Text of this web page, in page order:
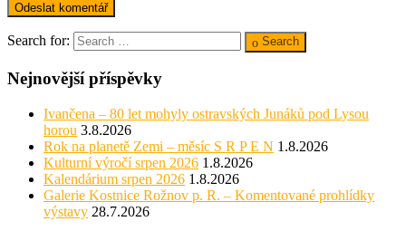
Search for: Search
Nejnovější příspěvky
Ivančena – 80 let mohyly ostravských Junáků pod Lysou
horou 3.8.2026
Rok na planetě Zemi – měsíc S R P E N 1.8.2026
Kulturní výročí srpen 2026 1.8.2026
Kalendárium srpen 2026 1.8.2026
Galerie Kostnice Rožnov p. R. – Komentované prohlídky
výstavy 28.7.2026